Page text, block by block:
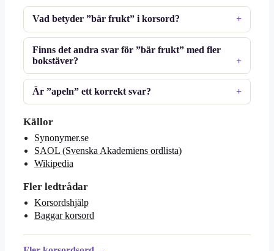
Vad betyder ”bär frukt” i korsord?
Finns det andra svar för ”bär frukt” med fler
bokstäver?
Är ”apeln” ett korrekt svar?
Källor
Synonymer.se
SAOL (Svenska Akademiens ordlista)
Wikipedia
Fler ledtrådar
Korsordshjälp
Baggar korsord